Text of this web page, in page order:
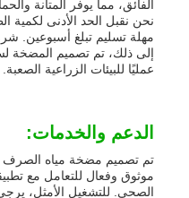
الفائق، مما يوفر المتانة
نحن نقبل الحد الأدنى
إلى ذلك، تم تصميم المضخة
عمليًا للبيئات الزراعية الصعبة.
الدعم والخدمات:
تم تصميم مضخة مياه الصرف
موثوق وفعال للتعامل مع
الصحي. للتشغيل الأمثل،